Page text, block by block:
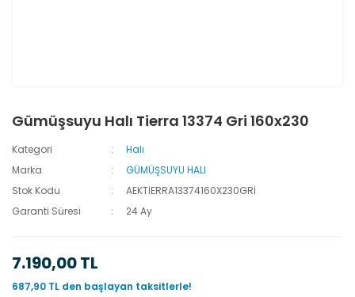
Gümüşsuyu Halı Tierra 13374 Gri 160x230
Kategori
Halı
Marka
GÜMÜŞSUYU HALI
Stok Kodu
AEKTİERRA13374160X230GRİ
Garanti Süresi
24 Ay
7.190,00 TL
687,90 TL den başlayan taksitlerle!